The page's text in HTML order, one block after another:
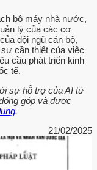
bộ máy nhà nước,
lý của các cơ
đội ngũ cán bộ,
cần thiết của việc
cầu phát triển kinh
tế.
sự hỗ trợ của AI từ
góp và được
.
21/02/2025